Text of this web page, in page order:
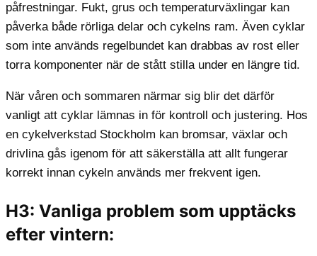
påfrestningar. Fukt, grus och temperaturväxlingar kan
påverka både rörliga delar och cykelns ram. Även cyklar
som inte används regelbundet kan drabbas av rost eller
torra komponenter när de stått stilla under en längre tid.
När våren och sommaren närmar sig blir det därför
vanligt att cyklar lämnas in för kontroll och justering. Hos
en cykelverkstad Stockholm kan bromsar, växlar och
drivlina gås igenom för att säkerställa att allt fungerar
korrekt innan cykeln används mer frekvent igen.
H3: Vanliga problem som upptäcks
efter vintern: